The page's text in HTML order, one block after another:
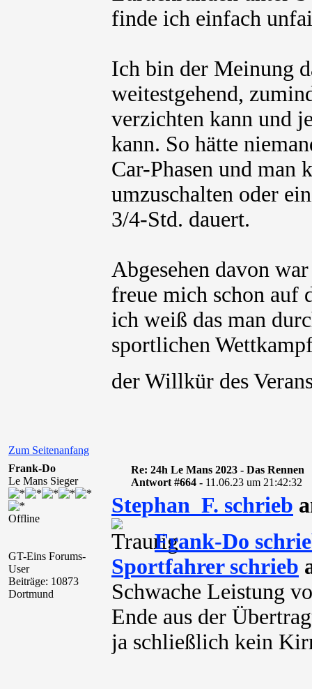
finde ich einfach
Ich bin der Meinung
weitestgehend,
verzichten kann und
kann. So hätte
Car-Phasen und man
umzuschalten oder
3/4-Std. dauert.
Abgesehen davon
freue mich schon auf
ich weiß das man
sportlichen
der Willkür des
Zum Seitenanfang
Frank-Do
Le Mans Sieger
Offline
GT-Eins Forums-
User
Beiträge: 10873
Dortmund
Re: 24h Le Mans 2023 - Das Rennen
Antwort #664 - 11.06.23 um 21:42:32
Stephan_F. schrieb
Frank-Do
Sportfahrer schrieb
Schwache Leistung
Ende aus der
ja schließlich kein